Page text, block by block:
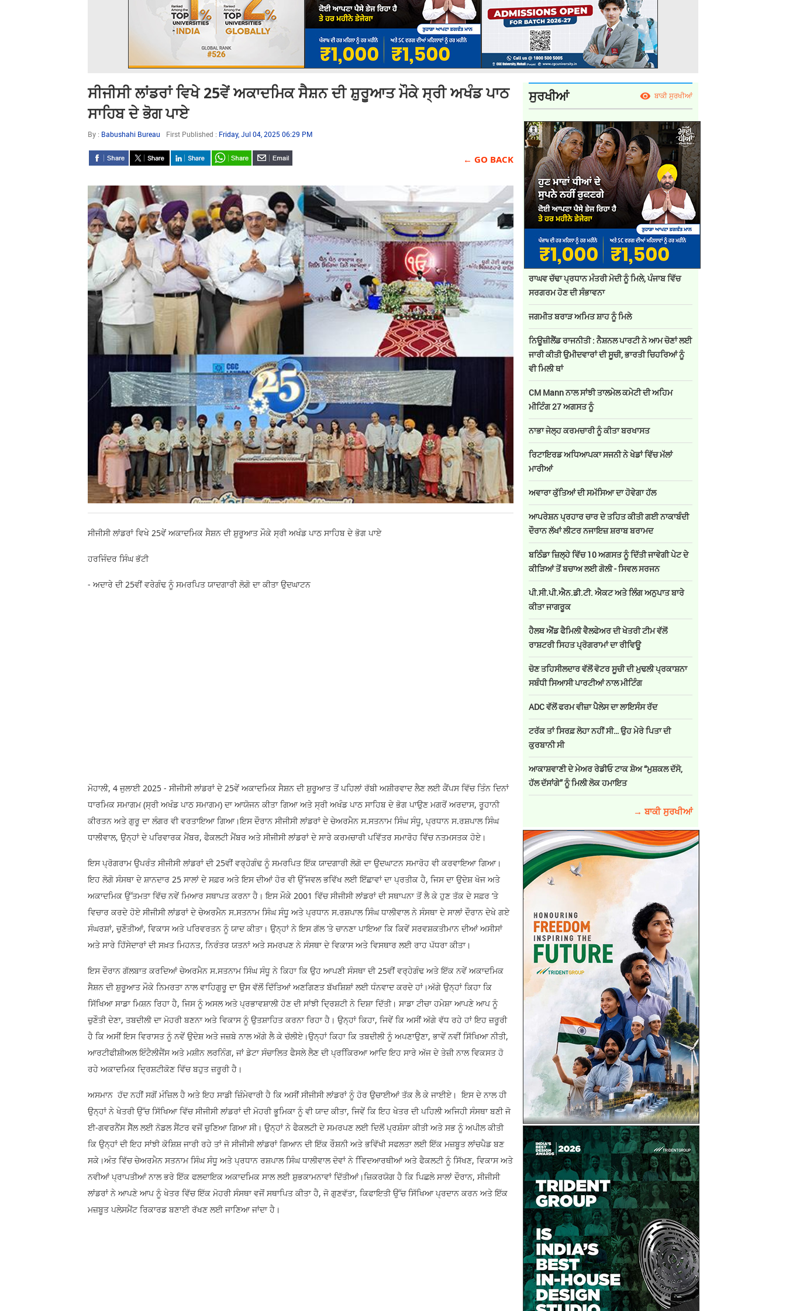
ਸੀਜੀਸੀ ਲਾਂਡਰਾਂ ਵਿਖੇ 25ਵੇਂ ਅਕਾਦਮਿਕ ਸੈਸ਼ਨ ਦੀ ਸ਼ੁਰੂਆਤ ਮੌਕੇ ਸ੍ਰੀ ਅਖੰਡ ਪਾਠ
ਸਾਹਿਬ ਦੇ ਭੋਗ ਪਾਏ
By : Babushahi Bureau First Published : Friday, Jul 04, 2025 06:29 PM
← GO BACK
ਸੀਜੀਸੀ ਲਾਂਡਰਾਂ ਵਿਖੇ 25ਵੇਂ ਅਕਾਦਮਿਕ ਸੈਸ਼ਨ ਦੀ ਸ਼ੁਰੂਆਤ ਮੌਕੇ ਸ੍ਰੀ ਅਖੰਡ ਪਾਠ ਸਾਹਿਬ ਦੇ ਭੋਗ ਪਾਏ
ਹਰਜਿੰਦਰ ਸਿੰਘ ਭੱਟੀ
- ਅਦਾਰੇ ਦੀ 25ਵੀਂ ਵਰੇਗੰਢ ਨੂੰ ਸਮਰਪਿਤ ਯਾਦਗਾਰੀ ਲੋਗੋ ਦਾ ਕੀਤਾ ਉਦਘਾਟਨ
ਮੋਹਾਲੀ, 4 ਜੁਲਾਈ 2025 - ਸੀਜੀਸੀ ਲਾਂਡਰਾਂ ਦੇ 25ਵੇਂ ਅਕਾਦਮਿਕ ਸੈਸ਼ਨ ਦੀ ਸ਼ੁਰੂਆਤ ਤੋਂ ਪਹਿਲਾਂ ਰੱਬੀ ਅਸ਼ੀਰਵਾਦ ਲੈਣ ਲਈ ਕੈਂਪਸ ਵਿੱਚ ਤਿੰਨ ਦਿਨਾਂ
ਧਾਰਮਿਕ ਸਮਾਗਮ (ਸ੍ਰੀ ਅਖੰਡ ਪਾਠ ਸਮਾਗਮ) ਦਾ ਆਯੋਜਨ ਕੀਤਾ ਗਿਆ ਅਤੇ ਸ੍ਰੀ ਅਖੰਡ ਪਾਠ ਸਾਹਿਬ ਦੇ ਭੋਗ ਪਾਉਣ ਮਗਰੋਂ ਅਰਦਾਸ, ਰੂਹਾਨੀ
ਕੀਰਤਨ ਅਤੇ ਗੁਰੂ ਦਾ ਲੰਗਰ ਵੀ ਵਰਤਾਇਆ ਗਿਆ।ਇਸ ਦੌਰਾਨ ਸੀਜੀਸੀ ਲਾਂਡਰਾਂ ਦੇ ਚੇਅਰਮੈਨ ਸ.ਸਤਨਾਮ ਸਿੰਘ ਸੰਧੂ, ਪ੍ਰਧਾਨ ਸ.ਰਸ਼ਪਾਲ ਸਿੰਘ
ਧਾਲੀਵਾਲ, ਉਨ੍ਹਾਂ ਦੇ ਪਰਿਵਾਰਕ ਮੈਂਬਰ, ਫੈਕਲਟੀ ਮੈਂਬਰ ਅਤੇ ਸੀਜੀਸੀ ਲਾਂਡਰਾਂ ਦੇ ਸਾਰੇ ਕਰਮਚਾਰੀ ਪਵਿੱਤਰ ਸਮਾਰੋਹ ਵਿੱਚ ਨਤਮਸਤਕ ਹੋਏ।
ਇਸ ਪ੍ਰੋਗਰਾਮ ਉਪਰੰਤ ਸੀਜੀਸੀ ਲਾਂਡਰਾਂ ਦੀ 25ਵੀਂ ਵਰ੍ਹੇਗੰਢ ਨੂੰ ਸਮਰਪਿਤ ਇੱਕ ਯਾਦਗਾਰੀ ਲੋਗੋ ਦਾ ਉਦਘਾਟਨ ਸਮਾਰੋਹ ਵੀ ਕਰਵਾਇਆ ਗਿਆ।
ਇਹ ਲੋਗੋ ਸੰਸਥਾ ਦੇ ਸ਼ਾਨਦਾਰ 25 ਸਾਲਾਂ ਦੇ ਸਫ਼ਰ ਅਤੇ ਇਸ ਦੀਆਂ ਹੋਰ ਵੀ ਉੱਜਵਲ ਭਵਿੱਖ ਲਈ ਇੱਛਾਵਾਂ ਦਾ ਪ੍ਰਤੀਕ ਹੈ, ਜਿਸ ਦਾ ਉਦੇਸ਼ ਖੋਜ ਅਤੇ
ਅਕਾਦਮਿਕ ਉੱਤਮਤਾ ਵਿੱਚ ਨਵੇਂ ਮਿਆਰ ਸਥਾਪਤ ਕਰਨਾ ਹੈ। ਇਸ ਮੌਕੇ 2001 ਵਿੱਚ ਸੀਜੀਸੀ ਲਾਂਡਰਾਂ ਦੀ ਸਥਾਪਨਾ ਤੋਂ ਲੈ ਕੇ ਹੁਣ ਤੱਕ ਦੇ ਸਫ਼ਰ ’ਤੇ
ਵਿਚਾਰ ਕਰਦੇ ਹੋਏ ਸੀਜੀਸੀ ਲਾਂਡਰਾਂ ਦੇ ਚੇਅਰਮੈਨ ਸ.ਸਤਨਾਮ ਸਿੰਘ ਸੰਧੂ ਅਤੇ ਪ੍ਰਧਾਨ ਸ.ਰਸ਼ਪਾਲ ਸਿੰਘ ਧਾਲੀਵਾਲ ਨੇ ਸੰਸਥਾ ਦੇ ਸਾਲਾਂ ਦੌਰਾਨ ਦੇਖੇ ਗਏ
ਸੰਘਰਸ਼ਾਂ, ਚੁਣੌਤੀਆਂ, ਵਿਕਾਸ ਅਤੇ ਪਰਿਵਰਤਨ ਨੂੰ ਯਾਦ ਕੀਤਾ। ਉਨ੍ਹਾਂ ਨੇ ਇਸ ਗੱਲ ’ਤੇ ਚਾਨਣਾ ਪਾਇਆ ਕਿ ਕਿਵੇਂ ਸਰਵਸ਼ਕਤੀਮਾਨ ਦੀਆਂ ਅਸੀਸਾਂ
ਅਤੇ ਸਾਰੇ ਹਿੱਸੇਦਾਰਾਂ ਦੀ ਸਖ਼ਤ ਮਿਹਨਤ, ਨਿਰੰਤਰ ਯਤਨਾਂ ਅਤੇ ਸਮਰਪਣ ਨੇ ਸੰਸਥਾ ਦੇ ਵਿਕਾਸ ਅਤੇ ਵਿਸਥਾਰ ਲਈ ਰਾਹ ਪੱਧਰਾ ਕੀਤਾ।
ਇਸ ਦੌਰਾਨ ਗੱਲਬਾਤ ਕਰਦਿਆਂ ਚੇਅਰਮੈਨ ਸ.ਸਤਨਾਮ ਸਿੰਘ ਸੰਧੂ ਨੇ ਕਿਹਾ ਕਿ ਉਹ ਆਪਣੀ ਸੰਸਥਾ ਦੀ 25ਵੀਂ ਵਰ੍ਹੇਗੰਢ ਅਤੇ ਇੱਕ ਨਵੇਂ ਅਕਾਦਮਿਕ
ਸੈਸ਼ਨ ਦੀ ਸ਼ੁਰੂਆਤ ਮੌਕੇ ਨਿਮਰਤਾ ਨਾਲ ਵਾਹਿਗੁਰੂ ਦਾ ਉਸ ਵੱਲੋਂ ਦਿੱਤਿਆਂ ਅਣਗਿਣਤ ਬੱਖਸ਼ਿਸ਼ਾਂ ਲਈ ਧੰਨਵਾਦ ਕਰਦੇ ਹਾਂ।ਅੱਗੇ ਉਨ੍ਹਾਂ ਕਿਹਾ ਕਿ
ਸਿੱਖਿਆ ਸਾਡਾ ਮਿਸ਼ਨ ਰਿਹਾ ਹੈ, ਜਿਸ ਨੂੰ ਅਸਲ ਅਤੇ ਪ੍ਰਭਾਵਸ਼ਾਲੀ ਹੋਣ ਦੀ ਸਾਂਝੀ ਦ੍ਰਿਸ਼ਟੀ ਨੇ ਦਿਸ਼ਾ ਦਿੱਤੀ। ਸਾਡਾ ਟੀਚਾ ਹਮੇਸ਼ਾ ਆਪਣੇ ਆਪ ਨੂੰ
ਚੁਣੌਤੀ ਦੇਣਾ, ਤਬਦੀਲੀ ਦਾ ਮੋਹਰੀ ਬਣਨਾ ਅਤੇ ਵਿਕਾਸ ਨੂੰ ਉਤਸ਼ਾਹਿਤ ਕਰਨਾ ਰਿਹਾ ਹੈ। ਉਨ੍ਹਾਂ ਕਿਹਾ, ਜਿਵੇਂ ਕਿ ਅਸੀਂ ਅੱਗੇ ਵੱਧ ਰਹੇ ਹਾਂ ਇਹ ਜ਼ਰੂਰੀ
ਹੈ ਕਿ ਅਸੀਂ ਇਸ ਵਿਰਾਸਤ ਨੂੰ ਨਵੇਂ ਉਦੇਸ਼ ਅਤੇ ਜਜ਼ਬੇ ਨਾਲ ਅੱਗੇ ਲੈ ਕੇ ਚੱਲੀਏ।ਉਨ੍ਹਾਂ ਕਿਹਾ ਕਿ ਤਬਦੀਲੀ ਨੂੰ ਅਪਣਾਉਣਾ, ਭਾਵੇਂ ਨਵੀਂ ਸਿੱਖਿਆ ਨੀਤੀ,
ਆਰਟੀਫੀਸ਼ੀਅਲ ਇੰਟੈਲੀਜੈਂਸ ਅਤੇ ਮਸ਼ੀਨ ਲਰਨਿੰਗ, ਜਾਂ ਡੇਟਾ ਸੰਚਾਲਿਤ ਫੈਸਲੇ ਲੈਣ ਦੀ ਪ੍ਰਕਿਿਰਆ ਆਦਿ ਇਹ ਸਾਰੇ ਅੱਜ ਦੇ ਤੇਜ਼ੀ ਨਾਲ ਵਿਕਸਤ ਹੋ
ਰਹੇ ਅਕਾਦਮਿਕ ਦ੍ਰਿਸ਼ਟੀਕੋਣ ਵਿੱਚ ਬਹੁਤ ਜ਼ਰੂਰੀ ਹੈ।
ਅਸਮਾਨ ਹੱਦ ਨਹੀਂ ਸਗੋਂ ਮੰਜ਼ਿਲ ਹੈ ਅਤੇ ਇਹ ਸਾਡੀ ਜ਼ਿੰਮੇਵਾਰੀ ਹੈ ਕਿ ਅਸੀਂ ਸੀਜੀਸੀ ਲਾਂਡਰਾਂ ਨੂੰ ਹੋਰ ਉਚਾਈਆਂ ਤੱਕ ਲੈ ਕੇ ਜਾਈਏ। ਇਸ ਦੇ ਨਾਲ ਹੀ
ਉਨ੍ਹਾਂ ਨੇ ਖੇਤਰੀ ਉੱਚ ਸਿੱਖਿਆ ਵਿੱਚ ਸੀਜੀਸੀ ਲਾਂਡਰਾਂ ਦੀ ਮੋਹਰੀ ਭੂਮਿਕਾ ਨੂੰ ਵੀ ਯਾਦ ਕੀਤਾ, ਜਿਵੇਂ ਕਿ ਇਹ ਖੇਤਰ ਦੀ ਪਹਿਲੀ ਅਜਿਹੀ ਸੰਸਥਾ ਬਣੀ ਜੋ
ਈ-ਗਵਰਨੈਂਸ ਸੈੱਲ ਲਈ ਨੋਡਲ ਸੈਂਟਰ ਵਜੋਂ ਚੁਣਿਆ ਗਿਆ ਸੀ। ਉਨ੍ਹਾਂ ਨੇ ਫੈਕਲਟੀ ਦੇ ਸਮਰਪਣ ਲਈ ਦਿਲੋਂ ਪ੍ਰਸ਼ੰਸਾ ਕੀਤੀ ਅਤੇ ਸਭ ਨੂੰ ਅਪੀਲ ਕੀਤੀ
ਕਿ ਉਨ੍ਹਾਂ ਦੀ ਇਹ ਸਾਂਝੀ ਕੋਸ਼ਿਸ਼ ਜਾਰੀ ਰਹੇ ਤਾਂ ਜੋ ਸੀਜੀਸੀ ਲਾਂਡਰਾਂ ਗਿਆਨ ਦੀ ਇੱਕ ਰੌਸ਼ਨੀ ਅਤੇ ਭਵਿੱਖੀ ਸਫਲਤਾ ਲਈ ਇੱਕ ਮਜ਼ਬੂਤ ਲਾਂਚਪੈਡ ਬਣ
ਸਕੇ।ਅੰਤ ਵਿੱਚ ਚੇਅਰਮੈਨ ਸਤਨਾਮ ਸਿੰਘ ਸੰਧੂ ਅਤੇ ਪ੍ਰਧਾਨ ਰਸ਼ਪਾਲ ਸਿੰਘ ਧਾਲੀਵਾਲ ਦੋਵਾਂ ਨੇ ਵਿਿਦਆਰਥੀਆਂ ਅਤੇ ਫੈਕਲਟੀ ਨੂੰ ਸਿੱਖਣ, ਵਿਕਾਸ ਅਤੇ
ਨਵੀਆਂ ਪ੍ਰਾਪਤੀਆਂ ਨਾਲ ਭਰੇ ਇੱਕ ਫਲਦਾਇਕ ਅਕਾਦਮਿਕ ਸਾਲ ਲਈ ਸ਼ੁਭਕਾਮਨਾਵਾਂ ਦਿੱਤੀਆਂ।ਜ਼ਿਕਰਯੋਗ ਹੈ ਕਿ ਪਿਛਲੇ ਸਾਲਾਂ ਦੌਰਾਨ, ਸੀਜੀਸੀ
ਲਾਂਡਰਾਂ ਨੇ ਆਪਣੇ ਆਪ ਨੂੰ ਖੇਤਰ ਵਿੱਚ ਇੱਕ ਮੋਹਰੀ ਸੰਸਥਾ ਵਜੋਂ ਸਥਾਪਿਤ ਕੀਤਾ ਹੈ, ਜੋ ਗੁਣਵੱਤਾ, ਕਿਫਾਇਤੀ ਉੱਚ ਸਿੱਖਿਆ ਪ੍ਰਦਾਨ ਕਰਨ ਅਤੇ ਇੱਕ
ਮਜ਼ਬੂਤ ਪਲੇਸਮੈਂਟ ਰਿਕਾਰਡ ਬਣਾਈ ਰੱਖਣ ਲਈ ਜਾਣਿਆ ਜਾਂਦਾ ਹੈ।
ਸੁਰਖੀਆਂ ਬਾਕੀ ਸੁਰਖੀਆਂ
ਰਾਘਵ ਚੱਢਾ ਪ੍ਰਧਾਨ ਮੰਤਰੀ ਮੋਦੀ ਨੂੰ ਮਿਲੇ, ਪੰਜਾਬ ਵਿੱਚ
ਸਰਗਰਮ ਹੋਣ ਦੀ ਸੰਭਾਵਨਾ
ਜਗਮੀਤ ਬਰਾੜ ਅਮਿਤ ਸ਼ਾਹ ਨੂੰ ਮਿਲੇ
ਨਿਊਜ਼ੀਲੈਂਡ ਰਾਜਨੀਤੀ : ਨੈਸ਼ਨਲ ਪਾਰਟੀ ਨੇ ਆਮ ਚੋਣਾਂ ਲਈ
ਜਾਰੀ ਕੀਤੀ ਉਮੀਦਵਾਰਾਂ ਦੀ ਸੂਚੀ, ਭਾਰਤੀ ਚਿਹਰਿਆਂ ਨੂੰ
ਵੀ ਮਿਲੀ ਥਾਂ
CM Mann ਨਾਲ ਸਾਂਝੀ ਤਾਲਮੇਲ ਕਮੇਟੀ ਦੀ ਅਹਿਮ
ਮੀਟਿੰਗ 27 ਅਗਸਤ ਨੂੰ
ਨਾਭਾ ਜੇਲ੍ਹ ਕਰਮਚਾਰੀ ਨੂੰ ਕੀਤਾ ਬਰਖਾਸਤ
ਰਿਟਾਇਰਡ ਅਧਿਆਪਕਾ ਸਜਨੀ ਨੇ ਖੇਡਾਂ ਵਿੱਚ ਮੱਲਾਂ
ਮਾਰੀਆਂ
ਅਵਾਰਾ ਕੁੱਤਿਆਂ ਦੀ ਸਮੱਸਿਆ ਦਾ ਹੋਵੇਗਾ ਹੱਲ
ਆਪਰੇਸ਼ਨ ਪ੍ਰਹਾਰ ਚਾਰ ਦੇ ਤਹਿਤ ਕੀਤੀ ਗਈ ਨਾਕਾਬੰਦੀ
ਦੌਰਾਨ ਲੱਖਾਂ ਲੀਟਰ ਨਜਾਇਜ਼ ਸ਼ਰਾਬ ਬਰਾਮਦ
ਬਠਿੰਡਾ ਜ਼ਿਲ੍ਹੇ ਵਿੱਚ 10 ਅਗਸਤ ਨੂੰ ਦਿੱਤੀ ਜਾਵੇਗੀ ਪੇਟ ਦੇ
ਕੀੜਿਆਂ ਤੋਂ ਬਚਾਅ ਲਈ ਗੋਲੀ - ਸਿਵਲ ਸਰਜਨ
ਪੀ.ਸੀ.ਪੀ.ਐਨ.ਡੀ.ਟੀ. ਐਕਟ ਅਤੇ ਲਿੰਗ ਅਨੁਪਾਤ ਬਾਰੇ
ਕੀਤਾ ਜਾਗਰੂਕ
ਹੈਲਥ ਐਂਡ ਫੈਮਿਲੀ ਵੈਲਫੇਅਰ ਦੀ ਖੇਤਰੀ ਟੀਮ ਵੱਲੋਂ
ਰਾਸ਼ਟਰੀ ਸਿਹਤ ਪ੍ਰੋਗਰਾਮਾਂ ਦਾ ਰੀਵਿਊ
ਚੋਣ ਤਹਿਸੀਲਦਾਰ ਵੱਲੋਂ ਵੋਟਰ ਸੂਚੀ ਦੀ ਮੁਢਲੀ ਪ੍ਰਕਾਸ਼ਨਾ
ਸਬੰਧੀ ਸਿਆਸੀ ਪਾਰਟੀਆਂ ਨਾਲ ਮੀਟਿੰਗ
ADC ਵੱਲੋਂ ਫਰਮ ਵੀਜ਼ਾ ਪੈਲੇਸ ਦਾ ਲਾਇਸੰਸ ਰੱਦ
ਟਰੱਕ ਤਾਂ ਸਿਰਫ਼ ਲੋਹਾ ਨਹੀਂ ਸੀ… ਉਹ ਮੇਰੇ ਪਿਤਾ ਦੀ
ਕੁਰਬਾਨੀ ਸੀ
ਆਕਾਸ਼ਵਾਣੀ ਦੇ ਮੇਅਰ ਰੇਡੀਓ ਟਾਕ ਸ਼ੋਅ “ਮੁਸ਼ਕਲ ਦੱਸੋ,
ਹੱਲ ਦੱਸਾਂਗੇ” ਨੂੰ ਮਿਲੀ ਲੋਕ ਹਮਾਇਤ
→ ਬਾਕੀ ਸੁਰਖੀਆਂ